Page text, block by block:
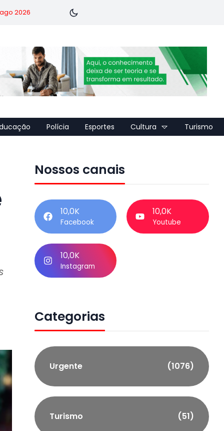
2026
Polícia Esportes Cultura Turismo
Nossos canais
10,0K
Facebook
10,0K
Youtube
10,0K
Instagram
Categorias
Urgente (1076)
Turismo (51)